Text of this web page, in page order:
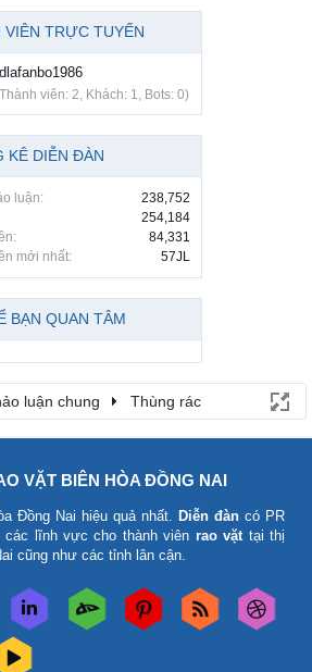
VIÊN TRỰC TUYẾN
viên: 2, Khách: 1, Bots: 0)
KÊ DIỄN ĐÀN
luận:
238,752
254,184
84,331
mới nhất:
57JL
BẠN QUAN TÂM
luận chung Thùng rác
VẶT BIÊN HÒA ĐỒNG NAI
Đồng Nai hiệu quả nhất. Diễn đàn có PR
các lĩnh vực cho thành viên rao vặt tại thị
cũng như các tỉnh lân cận.